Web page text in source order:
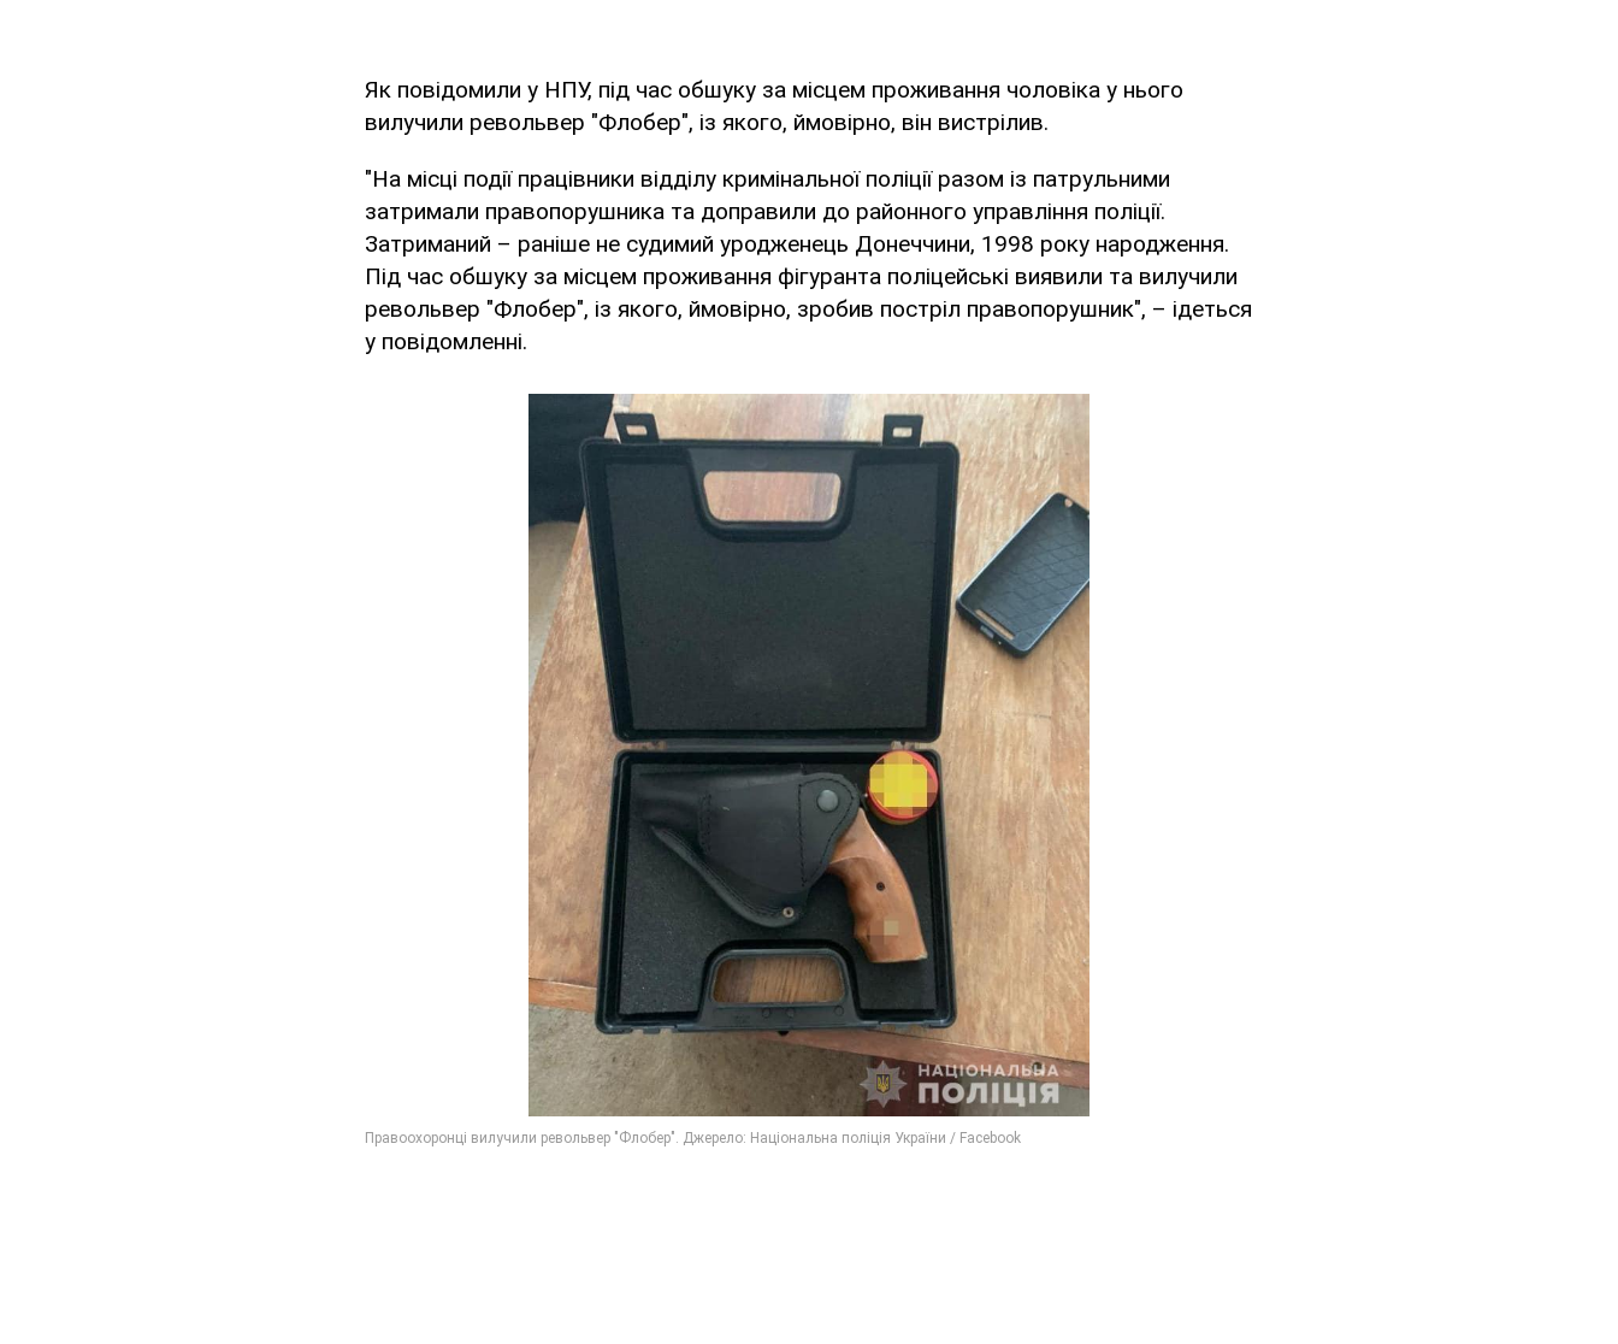
Як повідомили у НПУ, під час обшуку за місцем проживання чоловіка у нього
вилучили револьвер "Флобер", із якого, ймовірно, він вистрілив.
"На місці події працівники відділу кримінальної поліції разом із патрульними
затримали правопорушника та доправили до районного управління поліції.
Затриманий – раніше не судимий уродженець Донеччини, 1998 року народження.
Під час обшуку за місцем проживання фігуранта поліцейські виявили та вилучили
револьвер "Флобер", із якого, ймовірно, зробив постріл правопорушник", – ідеться
у повідомленні.